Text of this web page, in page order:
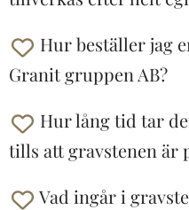
Hur beställer jag
Granit gruppen AB?
Hur lång tid tar
tills att gravstenen är
Vad ingår i